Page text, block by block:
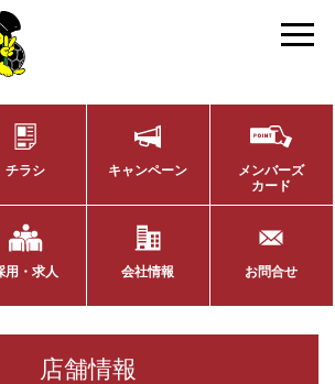
チラシ キャンペーン
メンバーズ
カード
用・求人 会社情報 お問合せ
店舗情報